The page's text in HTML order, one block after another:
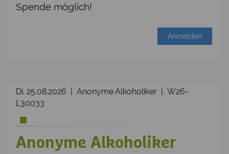
Spende möglich!
Anmelden
Di. 25.08.2026 | Anonyme Alkoholiker | W26-
L30033
Anonyme Alkoholiker